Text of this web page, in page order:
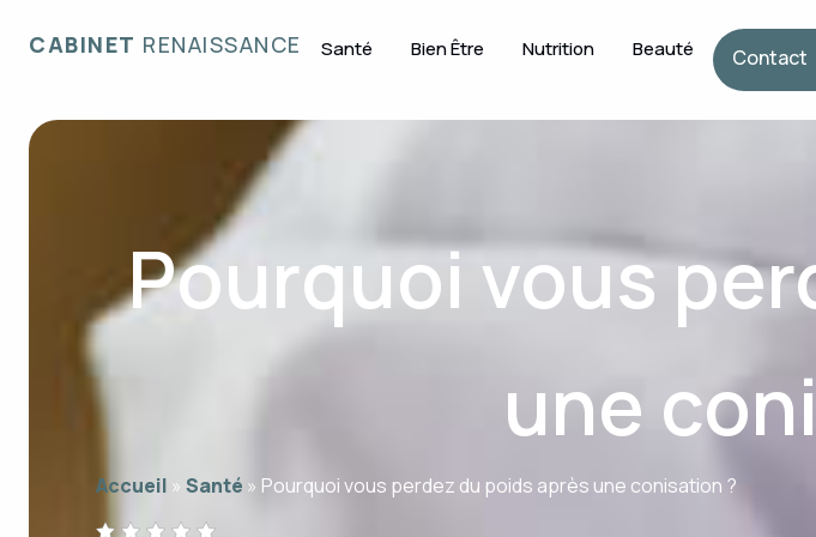
CABINET RENAISSANCE Santé Bien Être Nutrition Beauté Contact
Pourquoi vous
une
Accueil » Santé » Pourquoi vous perdez du poids après une conisation ?